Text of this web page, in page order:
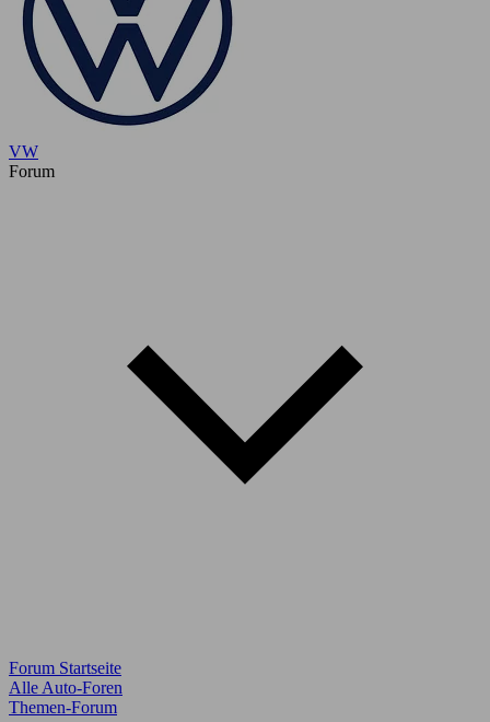
VW
Forum
Forum Startseite
Alle Auto-Foren
Themen-Forum